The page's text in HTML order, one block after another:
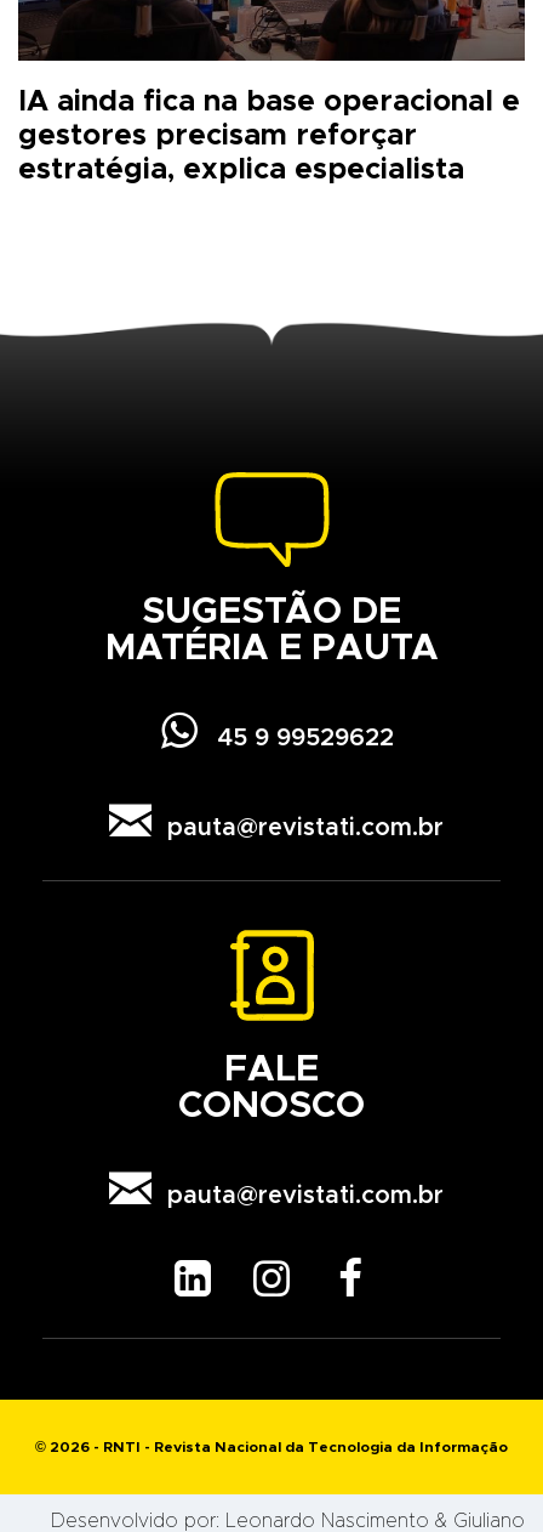
IA ainda fica na base operacional e
gestores precisam reforçar
estratégia, explica especialista
SUGESTÃO DE
MATÉRIA E PAUTA
 45 9 99529622
 pauta@revistati.com.br
FALE
CONOSCO
 pauta@revistati.com.br
  
© 2026 - RNTI - Revista Nacional da Tecnologia da Informação
Desenvolvido por: Leonardo Nascimento & Giuliano